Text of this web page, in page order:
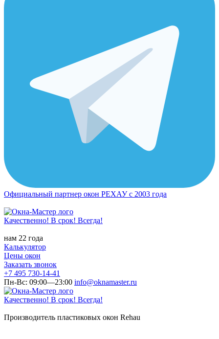
Официальный партнер окон РЕХАУ с 2003 года
Качественно! В срок! Всегда!
нам 22 года
Калькулятор
Цены окон
Заказать звонок
+7 495 730-14-41
Пн-Вс: 09:00—23:00 info@oknamaster.ru
Качественно! В срок! Всегда!
Производитель пластиковых окон Rehau